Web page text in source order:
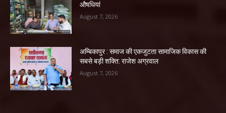
औषधियां
August 7, 2026
अम्बिकापुर : समाज की एकजुटता सामाजिक विकास की
सबसे बड़ी शक्ति: राजेश अग्रवाल
August 7, 2026